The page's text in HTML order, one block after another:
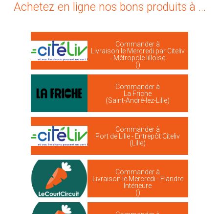
Achetez en ligne nos bons produits à ...
Commander à
Livraison le Mercredi par Citeliv
- Métropole lilloise
()
Commander à
La Friche
(Saint-André-lez-Lille)
Commander à
Port de Lille - Entrepôt Citeliv
(Lille)
Commander à
Livraison le Mercredi - Flandre
Intérieure
()